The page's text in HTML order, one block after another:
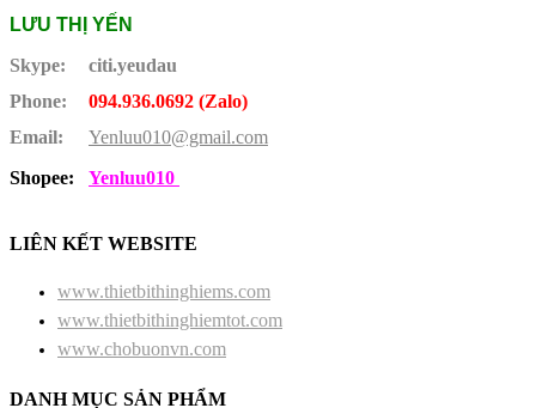
LƯU THỊ YẾN
Skype:
citi.yeudau
Phone:
094.936.0692 (Zalo)
Email:
Yenluu010@gmail.com
Shopee:
Yenluu010
LIÊN KẾT WEBSITE
www.thietbithinghiems.com
www.thietbithinghiemtot.com
www.chobuonvn.com
DANH MỤC SẢN PHẨM